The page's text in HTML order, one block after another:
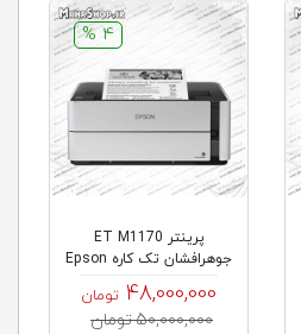
4 %
پرینتر ET M1170
جوهرافشان تک کاره Epson
EcoTank
48,000,000 تومان
50,000,000 تومان